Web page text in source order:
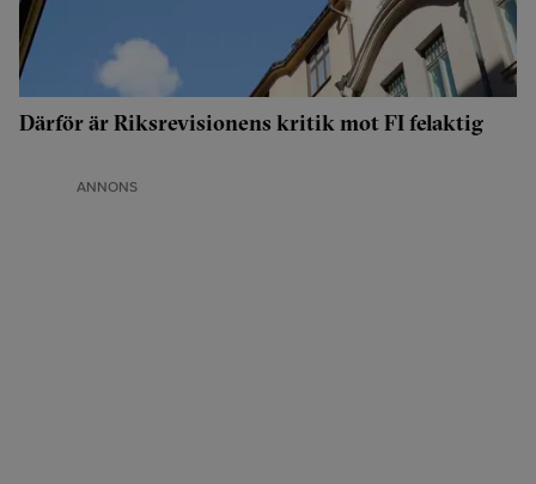
Därför är Riksrevisionens kritik mot FI felaktig
ANNONS